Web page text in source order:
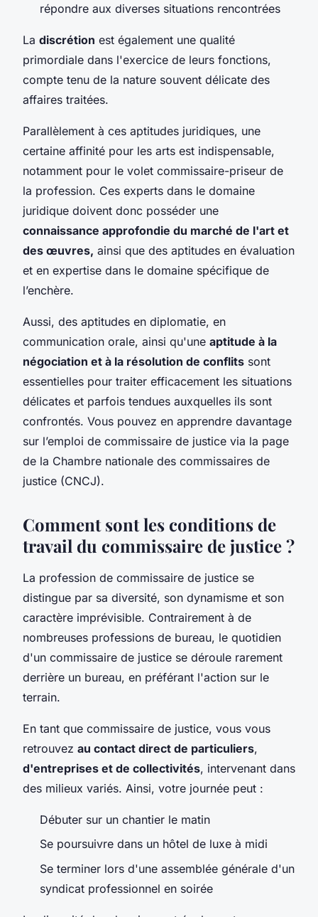
répondre aux diverses situations rencontrées
La discrétion est également une qualité
primordiale dans l'exercice de leurs fonctions,
compte tenu de la nature souvent délicate des
affaires traitées.
Parallèlement à ces aptitudes juridiques, une
certaine affinité pour les arts est indispensable,
notamment pour le volet commissaire-priseur de
la profession. Ces experts dans le domaine
juridique doivent donc posséder une
connaissance approfondie du marché de l'art et
des œuvres, ainsi que des aptitudes en évaluation
et en expertise dans le domaine spécifique de
l’enchère.
Aussi, des aptitudes en diplomatie, en
communication orale, ainsi qu'une aptitude à la
négociation et à la résolution de conflits sont
essentielles pour traiter efficacement les situations
délicates et parfois tendues auxquelles ils sont
confrontés. Vous pouvez en apprendre davantage
sur l’emploi de commissaire de justice via la page
de la Chambre nationale des commissaires de
justice (CNCJ).
Comment sont les conditions de
travail du commissaire de justice ?
La profession de commissaire de justice se
distingue par sa diversité, son dynamisme et son
caractère imprévisible. Contrairement à de
nombreuses professions de bureau, le quotidien
d'un commissaire de justice se déroule rarement
derrière un bureau, en préférant l'action sur le
terrain.
En tant que commissaire de justice, vous vous
retrouvez au contact direct de particuliers,
d'entreprises et de collectivités, intervenant dans
des milieux variés. Ainsi, votre journée peut :
Débuter sur un chantier le matin
Se poursuivre dans un hôtel de luxe à midi
Se terminer lors d'une assemblée générale d'un
syndicat professionnel en soirée